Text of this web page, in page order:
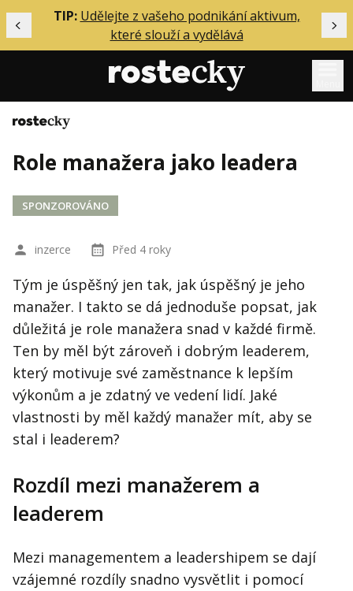
Předchozí
TIP: Udělejte z vašeho podnikání aktivum,
které slouží a vydělává
Mentoring
Podcasty
Akce
Inzerce
Přihlášení
Kontakt
Obchodní podmínky
Hledaná fráze
Domů
Role manažera jako leadera
SPONZOROVÁNO
inzerce Před 4 roky
Tým je úspěšný jen tak, jak úspěšný je jeho
manažer. I takto se dá jednoduše popsat, jak
důležitá je role manažera snad v každé firmě.
Ten by měl být zároveň i dobrým leaderem,
který motivuje své zaměstnance k lepším
výkonům a je zdatný ve vedení lidí. Jaké
vlastnosti by měl každý manažer mít, aby se
stal i leaderem?
Rozdíl mezi manažerem a
leaderem
Mezi managementem a leadershipem se dají
vzájemné rozdíly snadno vysvětlit i pomocí